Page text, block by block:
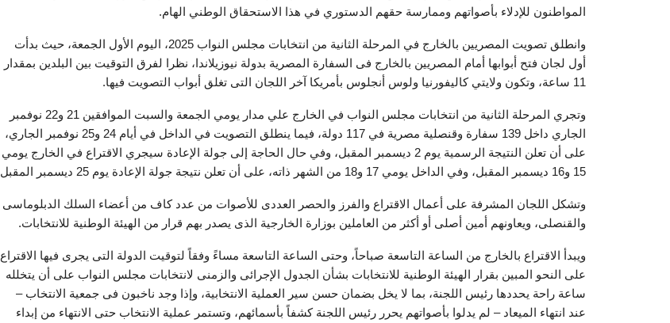
المواطنون للإدلاء بأصواتهم وممارسة حقهم الدستوري في هذا الاستحقاق الوطني الهام.
وانطلق تصويت المصريين بالخارج في المرحلة الثانية من انتخابات مجلس النواب 2025، اليوم الأول الجمعة، حيث بدأت
أول لجان فتح أبوابها أمام المصريين بالخارج فى السفارة المصرية بدولة نيوزيلاندا، نظرا لفرق التوقيت بين البلدين بمقدار
11 ساعة، وتكون ولايتي كاليفورنيا ولوس أنجلوس بأمريكا آخر اللجان التى تغلق أبواب التصويت فيها.
وتجري المرحلة الثانية من انتخابات مجلس النواب في الخارج علي مدار يومي الجمعة والسبت الموافقين 21 و22 نوفمبر
الجاري داخل 139 سفارة وقنصلية مصرية في 117 دولة، فيما ينطلق التصويت في الداخل في أيام 24 و25 نوفمبر الجاري،
على أن تعلن النتيجة الرسمية يوم 2 ديسمبر المقبل، وفي حال الحاجة إلى جولة الإعادة سيجري الاقتراع في الخارج يومي
15 و16 ديسمبر المقبل، وفي الداخل يومي 17 و18 من الشهر ذاته، على أن تعلن نتيجة جولة الإعادة يوم 25 ديسمبر المقبل.
وتشكل اللجان المشرفة على أعمال الاقتراع والفرز والحصر العددى للأصوات من عدد كاف من أعضاء السلك الدبلوماسى
والقنصلى، ويعاونهم أمين أصلى أو أكثر من العاملين بوزارة الخارجية الذى يصدر بهم قرار من الهيئة الوطنية للانتخابات.
ويبدأ الاقتراع بالخارج من الساعة التاسعة صباحاً، وحتى الساعة التاسعة مساءً وفقاً لتوقيت الدولة التى يجرى فيها الاقتراع
على النحو المبين بقرار الهيئة الوطنية للانتخابات بشأن الجدول الإجرائى والزمنى لانتخابات مجلس النواب على أن يتخلله
ساعة راحة يحددها رئيس اللجنة، بما لا يخل بضمان حسن سير العملية الانتخابية، وإذا وجد ناخبون فى جمعية الانتخاب –
عند انتهاء الميعاد – لم يدلوا بأصواتهم يحرر رئيس اللجنة كشفاً بأسمائهم، وتستمر عملية الانتخاب حتى الانتهاء من إبداء